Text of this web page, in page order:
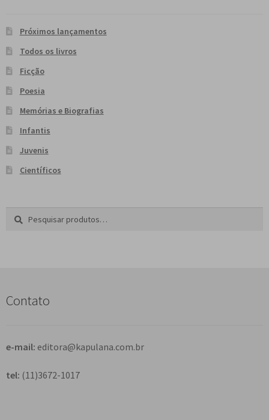
Próximos lançamentos
Todos os livros
Ficção
Poesia
Memórias e Biografias
Infantis
Juvenis
Científicos
Pesquisar
a
Contato
e-mail: editora@kapulana.com.br
tel: (11)3672-1017